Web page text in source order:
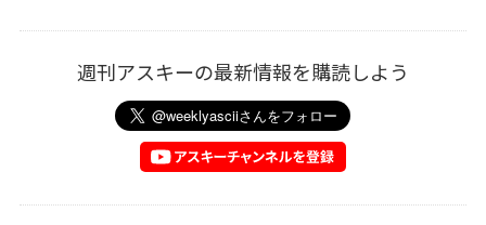
週刊アスキーの最新情報を購読しよう